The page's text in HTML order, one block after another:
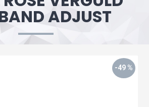
ADJUST
-49 %